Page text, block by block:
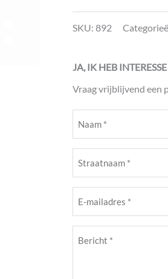
SKU: 892
JA, IK HEB
Vraag vrijblijvend een
Naam
Straatnaam
E-
mailadres
(Vereist)
Bericht